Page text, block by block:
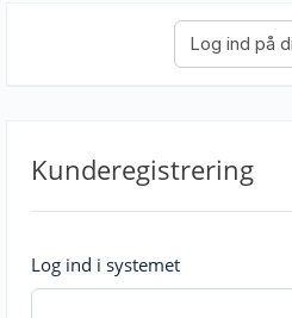
Kunderegistrering
Log ind i systemet